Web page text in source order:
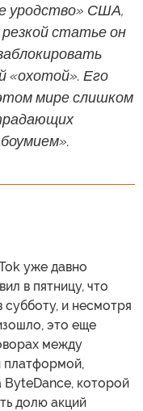
уродство» США,
статье он
«охотой». Его
мире слишком
уже давно
в пятницу, что
и несмотря
это еще
между
платформой,
ByteDance, которой
долю акций